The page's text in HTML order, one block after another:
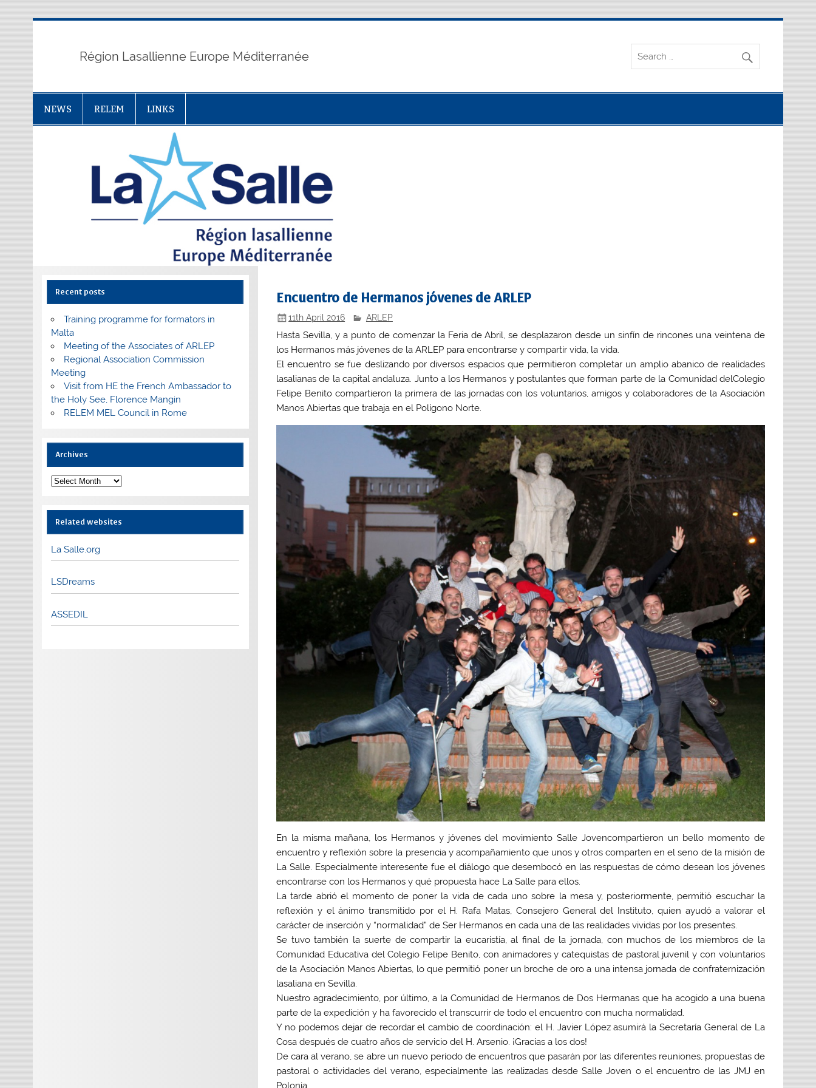
Région Lasallienne Europe Méditerranée
NEWS RELEM LINKS
Encuentro de Hermanos jóvenes de ARLEP
11th April 2016 ARLEP
Hasta Sevilla, y a punto de comenzar la Feria de Abril, se desplazaron desde un sinfín de rincones una veintena de
los Hermanos más jóvenes de la ARLEP para encontrarse y compartir vida, la vida.
El encuentro se fue deslizando por diversos espacios que permitieron completar un amplio abanico de realidades
lasalianas de la capital andaluza. Junto a los Hermanos y postulantes que forman parte de la Comunidad delColegio
Felipe Benito compartieron la primera de las jornadas con los voluntarios, amigos y colaboradores de la Asociación
Manos Abiertas que trabaja en el Polígono Norte.
En la misma mañana, los Hermanos y jóvenes del movimiento Salle Jovencompartieron un bello momento de
encuentro y reflexión sobre la presencia y acompañamiento que unos y otros comparten en el seno de la misión de
La Salle. Especialmente interesente fue el diálogo que desembocó en las respuestas de cómo desean los jóvenes
encontrarse con los Hermanos y qué propuesta hace La Salle para ellos.
La tarde abrió el momento de poner la vida de cada uno sobre la mesa y, posteriormente, permitió escuchar la
reflexión y el ánimo transmitido por el H. Rafa Matas, Consejero General del Instituto, quien ayudó a valorar el
carácter de inserción y “normalidad” de Ser Hermanos en cada una de las realidades vividas por los presentes.
Se tuvo también la suerte de compartir la eucaristía, al final de la jornada, con muchos de los miembros de la
Comunidad Educativa del Colegio Felipe Benito, con animadores y catequistas de pastoral juvenil y con voluntarios
de la Asociación Manos Abiertas, lo que permitió poner un broche de oro a una intensa jornada de confraternización
lasaliana en Sevilla.
Nuestro agradecimiento, por último, a la Comunidad de Hermanos de Dos Hermanas que ha acogido a una buena
parte de la expedición y ha favorecido el transcurrir de todo el encuentro con mucha normalidad.
Y no podemos dejar de recordar el cambio de coordinación: el H. Javier López asumirá la Secretaría General de La
Cosa después de cuatro años de servicio del H. Arsenio. ¡Gracias a los dos!
De cara al verano, se abre un nuevo período de encuentros que pasarán por las diferentes reuniones, propuestas de
pastoral o actividades del verano, especialmente las realizadas desde Salle Joven o el encuentro de las JMJ en
Polonia
Recent posts
Training programme for formators in
Malta
Meeting of the Associates of ARLEP
Regional Association Commission
Meeting
Visit from HE the French Ambassador to
the Holy See, Florence Mangin
RELEM MEL Council in Rome
Archives
Archives
Related websites
La Salle.org
LSDreams
ASSEDIL